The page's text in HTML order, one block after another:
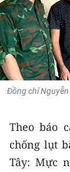
KHOA HỌC -
MÔI
BẠN ĐỌC
KIỂM
TRI THỨC
54 DÂN TỘC
Đồng chí
Theo báo
chống lụt
Tây: Mực